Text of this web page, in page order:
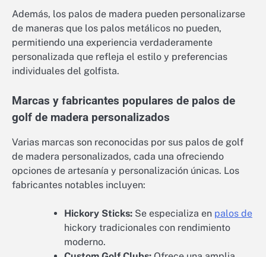
Además, los palos de madera pueden personalizarse
de maneras que los palos metálicos no pueden,
permitiendo una experiencia verdaderamente
personalizada que refleja el estilo y preferencias
individuales del golfista.
Marcas y fabricantes populares de palos de
golf de madera personalizados
Varias marcas son reconocidas por sus palos de golf
de madera personalizados, cada una ofreciendo
opciones de artesanía y personalización únicas. Los
fabricantes notables incluyen:
Hickory Sticks: Se especializa en palos de
hickory tradicionales con rendimiento
moderno.